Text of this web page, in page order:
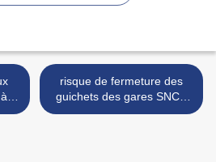
risque de fermeture des
guichets des gares SNCF
d'Avranches et de Villedieu